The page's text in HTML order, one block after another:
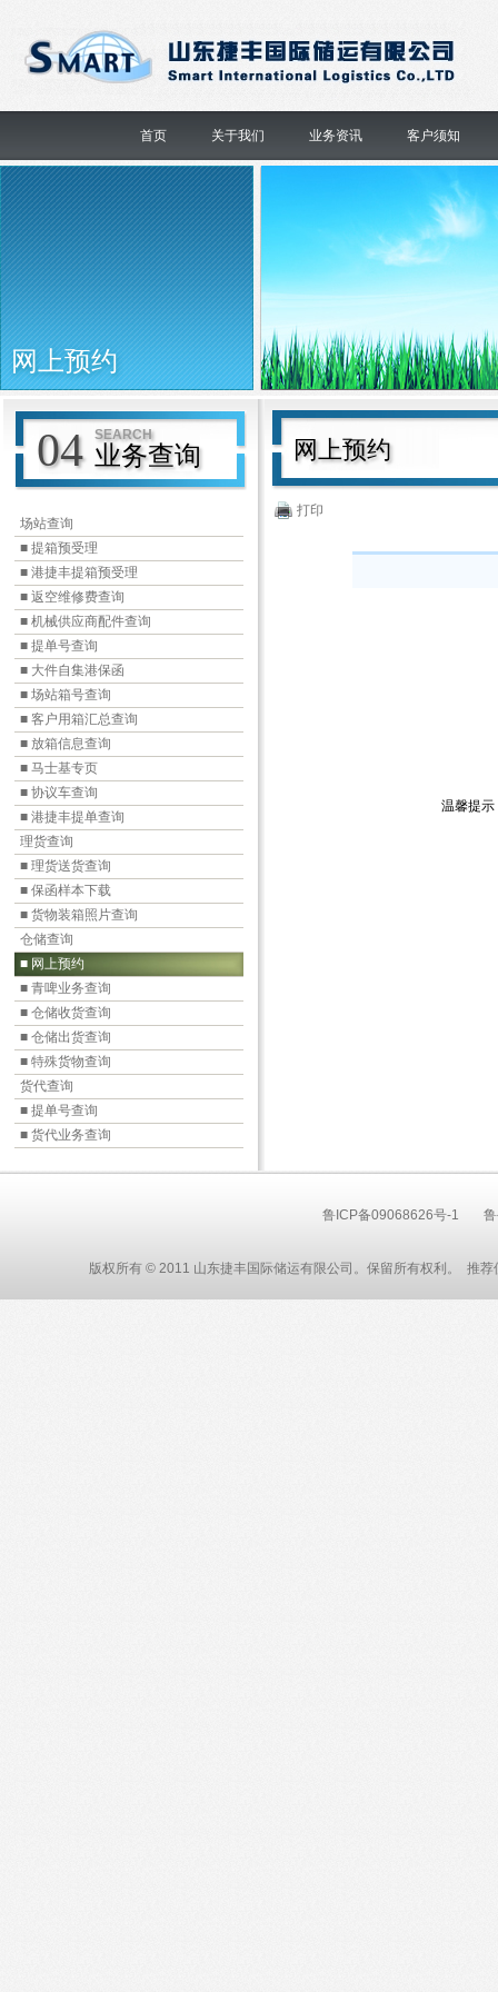
首页 关于我们 业务资讯 客户须知
网上预约
04 SEARCH
业务查询
场站查询
■ 提箱预受理
■ 港捷丰提箱预受理
■ 返空维修费查询
■ 机械供应商配件查询
■ 提单号查询
■ 大件自集港保函
■ 场站箱号查询
■ 客户用箱汇总查询
■ 放箱信息查询
■ 马士基专页
■ 协议车查询
■ 港捷丰提单查询
理货查询
■ 理货送货查询
■ 保函样本下载
■ 货物装箱照片查询
仓储查询
■ 网上预约
■ 青啤业务查询
■ 仓储收货查询
■ 仓储出货查询
■ 特殊货物查询
货代查询
■ 提单号查询
■ 货代业务查询
网上预约
打印
鲁ICP备09068626号-1
版权所有 © 2011 山东捷丰国际储运有限公司。保留所有权利。 推